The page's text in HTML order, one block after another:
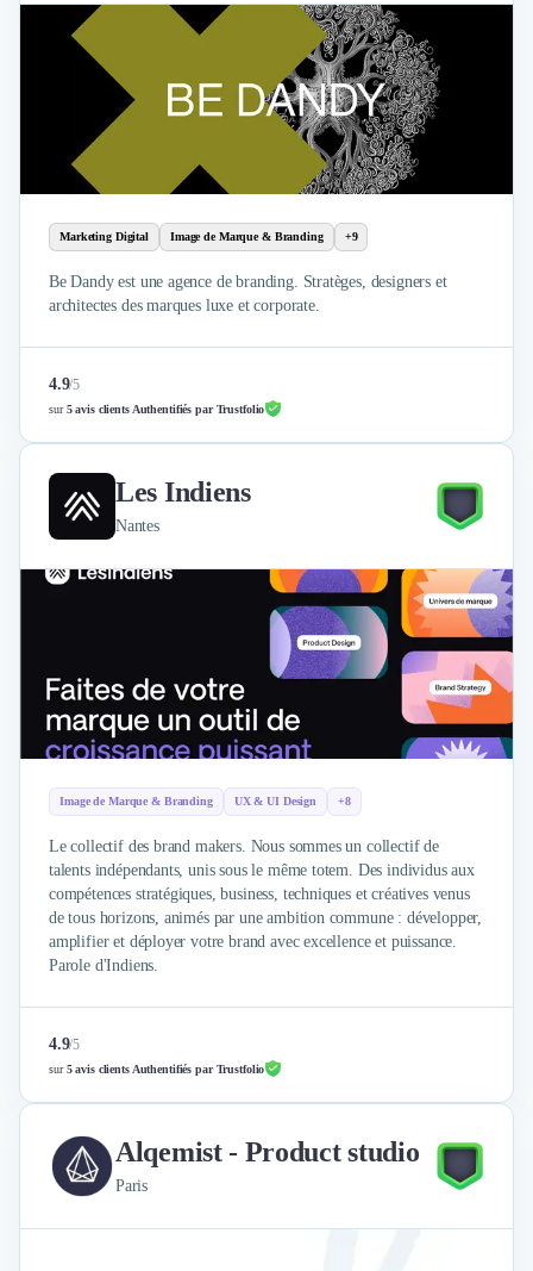
Marketing Digital Image de Marque & Branding +9
Be Dandy est une agence de branding. Stratèges, designers et
architectes des marques luxe et corporate.
4.9/5
sur5 avis clients Authentifiés par Trustfolio
Les Indiens
Nantes
Image de Marque & Branding UX & UI Design +8
Le collectif des brand makers. Nous sommes un collectif de
talents indépendants, unis sous le même totem. Des individus aux
compétences stratégiques, business, techniques et créatives venus
de tous horizons, animés par une ambition commune : développer,
amplifier et déployer votre brand avec excellence et puissance.
Parole d'Indiens.
4.9/5
sur5 avis clients Authentifiés par Trustfolio
Alqemist - Product studio
Paris